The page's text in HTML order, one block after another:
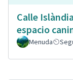
Calle
espacio
Menuda